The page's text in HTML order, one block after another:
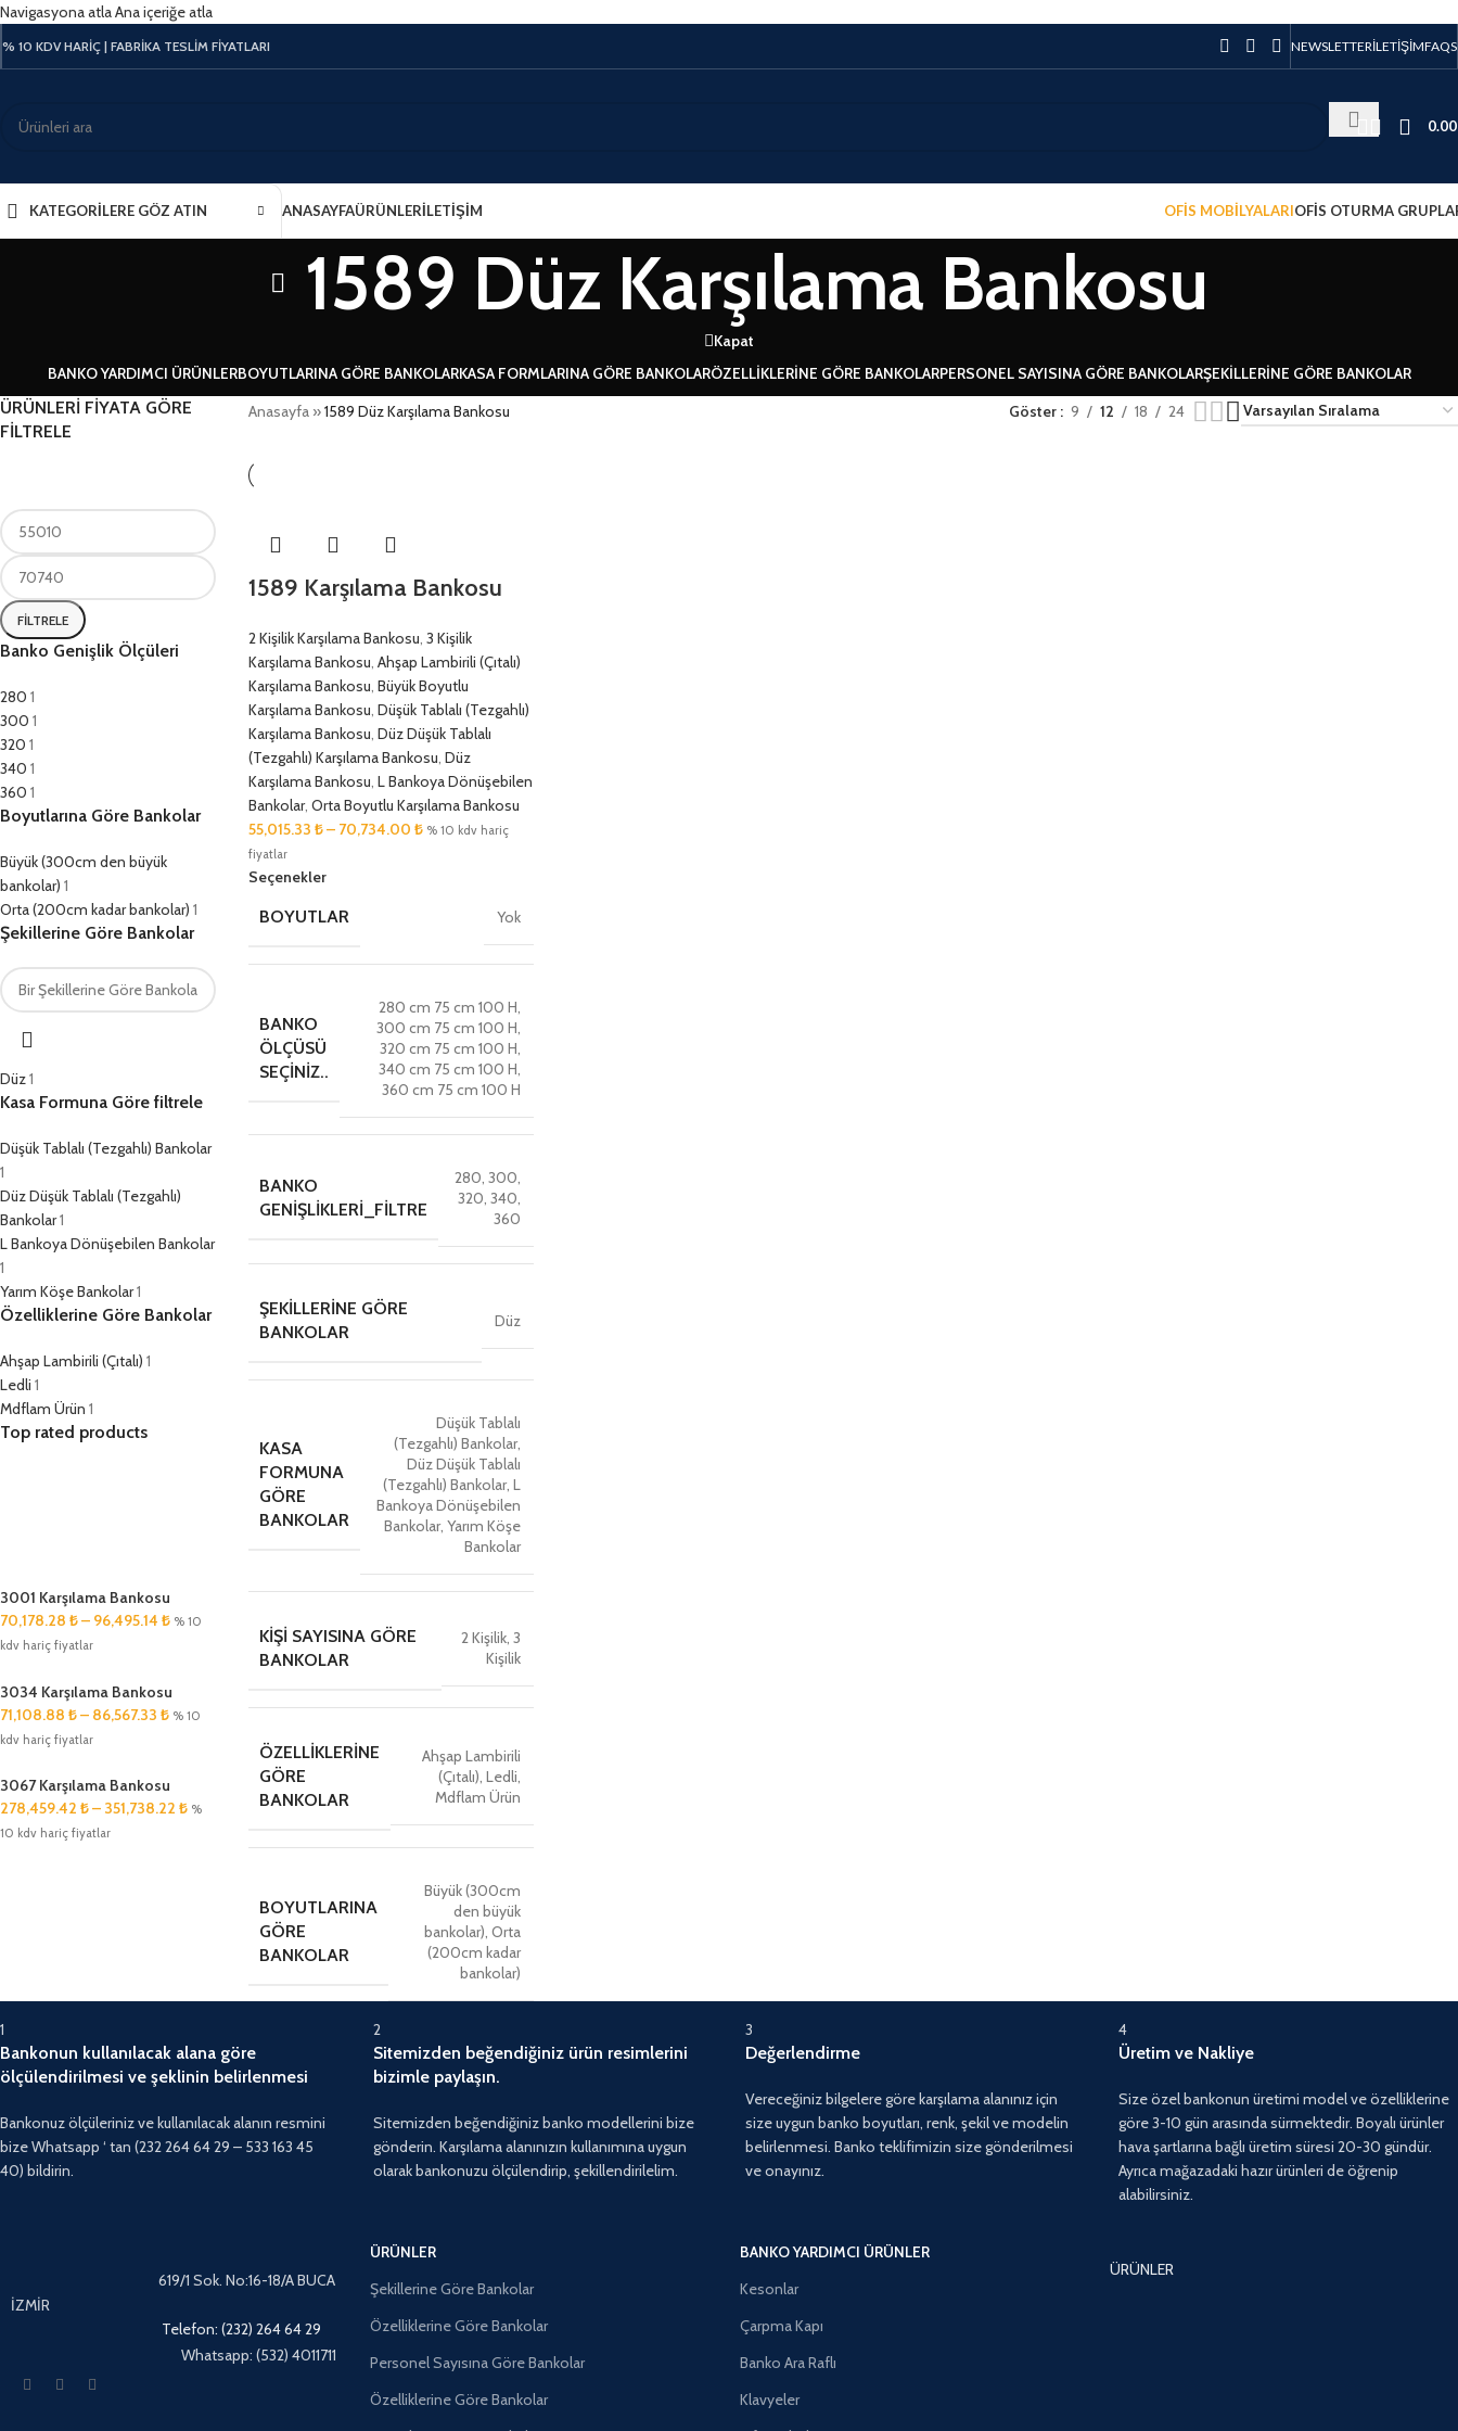
Navigasyona atlaAna içeriğe atla
% 10 KDV HARİÇ | FABRİKA TESLİM FİYATLARI NEWSLETTERİLETİŞİMFAQS
KATEGORILERE GÖZ ATIN ANASAYFAÜRÜNLERİLETİŞİM OFİS MOBİLYALARIOFİS OTURMA
1589 Düz Karşılama Bankosu
Kapat
BANKO YARDIMCI ÜRÜNLERBOYUTLARINA GÖRE BANKOLARKASA FORMLARINA GÖRE BANKOLARÖZELLIKLERINE GÖRE BANKOLARPERSONEL SAYISINA GÖRE BANKOLARŞEKILLERINE GÖRE BANKOLAR
ÜRÜNLERİ FİYATA GÖRE
FİLTRELE
FILTRELE
Banko Genişlik Ölçüleri
280 1
300 1
320 1
340 1
360 1
Boyutlarına Göre Bankolar
Büyük (300cm den büyük
bankolar) 1
Orta (200cm kadar bankolar) 1
Şekillerine Göre Bankolar
Düz1
Kasa Formuna Göre filtrele
Düşük Tablalı (Tezgahlı) Bankolar
1
Düz Düşük Tablalı (Tezgahlı)
Bankolar1
L Bankoya Dönüşebilen Bankolar
1
Yarım Köşe Bankolar1
Özelliklerine Göre Bankolar
Ahşap Lambirili (Çıtalı) 1
Ledli 1
Mdflam Ürün 1
Top rated products
3001 Karşılama Bankosu
70,178.28 ₺– 96,495.14 ₺ % 10
kdv hariç fiyatlar
3034 Karşılama Bankosu
71,108.88 ₺– 86,567.33 ₺ % 10
kdv hariç fiyatlar
3067 Karşılama Bankosu
278,459.42 ₺– 351,738.22 ₺ %
10 kdv hariç fiyatlar
Anasayfa »1589 Düz Karşılama Bankosu Göster 9 12 18 24
1589 Karşılama Bankosu
2 Kişilik Karşılama Bankosu 3 Kişilik
Karşılama Bankosu Ahşap Lambirili (Çıtalı)
Karşılama Bankosu Büyük Boyutlu
Karşılama Bankosu Düşük Tablalı (Tezgahlı)
Karşılama Bankosu Düz Düşük Tablalı
(Tezgahlı) Karşılama Bankosu Düz
Karşılama Bankosu L Bankoya Dönüşebilen
Bankolar, Orta Boyutlu Karşılama Bankosu
55,015.33 ₺– 70,734.00 ₺ % 10 kdv hariç
fiyatlar
Seçenekler
BOYUTLAR Yok
BANKO
ÖLÇÜSÜ
SEÇINIZ..
280 cm 75 cm 100 H
300 cm 75 cm 100 H
320 cm 75 cm 100 H
340 cm 75 cm 100 H
360 cm 75 cm 100 H
BANKO
GENIŞLIKLERI_FILTRE
280 300
320 340
360
ŞEKILLERINE GÖRE
BANKOLAR
Düz
KASA
FORMUNA
GÖRE
BANKOLAR
Düşük Tablalı
(Tezgahlı) Bankolar,
Düz Düşük Tablalı
(Tezgahlı) Bankolar, L
Bankoya Dönüşebilen
Bankolar, Yarım Köşe
Bankolar
KIŞI SAYISINA GÖRE
BANKOLAR
2 Kişilik, 3
Kişilik
ÖZELLIKLERINE
GÖRE
BANKOLAR
Ahşap Lambirili
(Çıtalı) Ledli
Mdflam Ürün
BOYUTLARINA
GÖRE
BANKOLAR
Büyük (300cm
den büyük
bankolar) Orta
(200cm kadar
bankolar)
1
Bankonun kullanılacak alana göre
ölçülendirilmesi ve şeklinin belirlenmesi
Bankonuz ölçüleriniz ve kullanılacak alanın resmini
bize Whatsapp ‘ tan (232 264 64 29 – 533 163 45
40) bildirin.
2
Sitemizden beğendiğiniz ürün resimlerini
bizimle paylaşın.
Sitemizden beğendiğiniz banko modellerini bize
gönderin. Karşılama alanınızın kullanımına uygun
olarak bankonuzu ölçülendirip, şekillendirilelim.
3
Değerlendirme
Vereceğiniz bilgelere göre karşılama alanınız için
size uygun banko boyutları, renk, şekil ve modelin
belirlenmesi. Banko teklifimizin size gönderilmesi
ve onayınız.
4
Üretim ve Nakliye
Size özel bankonun üretimi model ve özelliklerine
göre 3-10 gün arasında sürmektedir. Boyalı ürünler
hava şartlarına bağlı üretim süresi 20-30 gündür.
Ayrıca mağazadaki hazır ürünleri de öğrenip
alabilirsiniz.
619/1 Sok. No:16-18/A BUCA
İZMİR
Telefon: (232) 264 64 29
Whatsapp: (532) 4011711
ÜRÜNLER
Şekillerine Göre Bankolar
Özelliklerine Göre Bankolar
Personel Sayısına Göre Bankolar
Özelliklerine Göre Bankolar
BANKO YARDIMCI ÜRÜNLER
Kesonlar
Çarpma Kapı
Banko Ara Raflı
Klavyeler
ÜRÜNLER